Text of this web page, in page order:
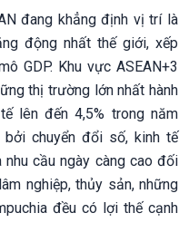
đang khẳng định vị trí là
động nhất thế giới, xếp
GDP. Khu vực ASEAN+3
thị trường lớn nhất hành
lên đến 4,5% trong năm
chuyển đổi số, kinh tế
cầu ngày càng cao đối
nghiệp, thủy sản, những
đều có lợi thế cạnh